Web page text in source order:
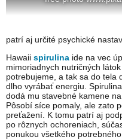
patrí aj určité psychické
Hawaii spirulina ide na vec
mimoriadnych nutričných
potrebujeme, a tak sa do tela
dlho vyrábať energiu.
dodá mu stavebné kamene
Pôsobí síce pomaly, ale zato
preťažení. K tomu patrí aj
po rôznych ochoreniach,
ponukou všetkého potrebného.